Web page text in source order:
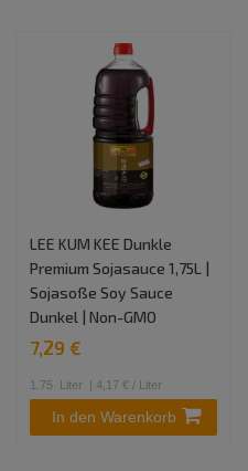
LEE KUM KEE Dunkle
Premium Sojasauce 1,75L |
Sojasoße Soy Sauce
Dunkel | Non-GMO
7,29 €
1.75 Liter | 4,17 € / Liter
In den Warenkorb